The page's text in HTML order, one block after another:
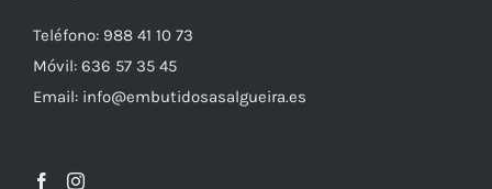
Teléfono: 988 41 10 73
Móvil: 636 57 35 45
Email: info@embutidosasalgueira.es